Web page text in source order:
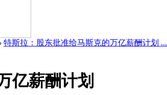
› 特斯拉：股东批准给马斯克的万亿薪酬计划 ...
亿薪酬计划